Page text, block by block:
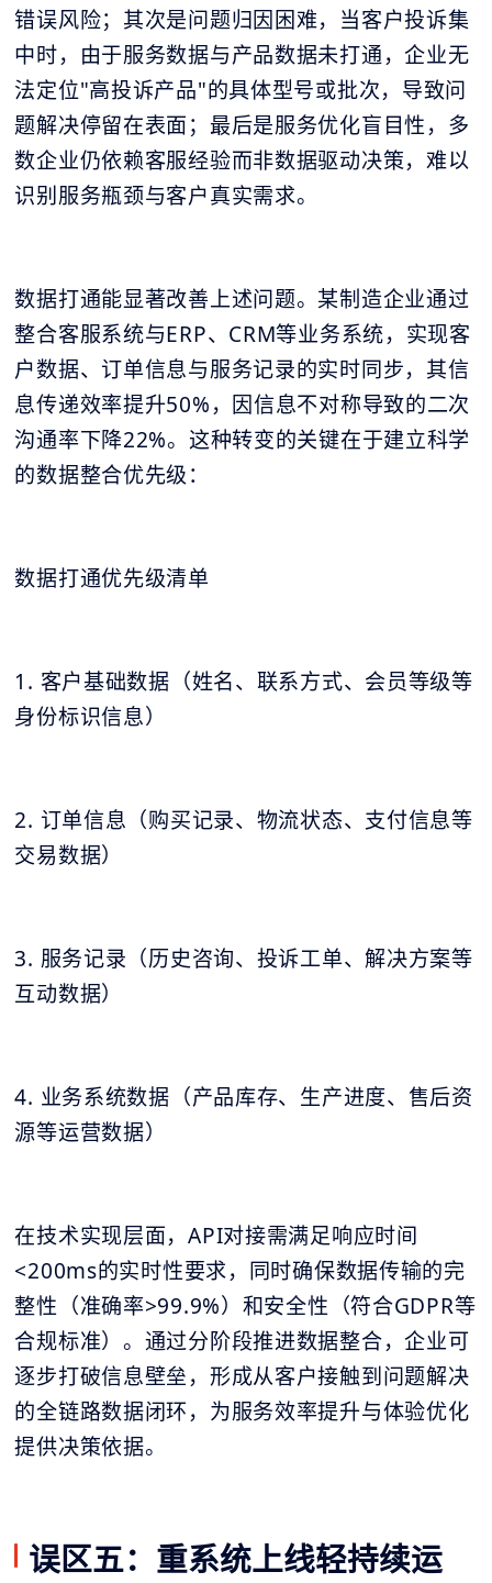
错误风险；其次是问题归因困难，当客户投诉集
中时，由于服务数据与产品数据未打通，企业无
法定位"高投诉产品"的具体型号或批次，导致问
题解决停留在表面；最后是服务优化盲目性，多
数企业仍依赖客服经验而非数据驱动决策，难以
识别服务瓶颈与客户真实需求。
数据打通能显著改善上述问题。某制造企业通过
整合客服系统与ERP、CRM等业务系统，实现客
户数据、订单信息与服务记录的实时同步，其信
息传递效率提升50%，因信息不对称导致的二次
沟通率下降22%。这种转变的关键在于建立科学
的数据整合优先级：
数据打通优先级清单
1. 客户基础数据（姓名、联系方式、会员等级等
身份标识信息）
2. 订单信息（购买记录、物流状态、支付信息等
交易数据）
3. 服务记录（历史咨询、投诉工单、解决方案等
互动数据）
4. 业务系统数据（产品库存、生产进度、售后资
源等运营数据）
在技术实现层面，API对接需满足响应时间
<200ms的实时性要求，同时确保数据传输的完
整性（准确率>99.9%）和安全性（符合GDPR等
合规标准）。通过分阶段推进数据整合，企业可
逐步打破信息壁垒，形成从客户接触到问题解决
的全链路数据闭环，为服务效率提升与体验优化
提供决策依据。
误区五：重系统上线轻持续运